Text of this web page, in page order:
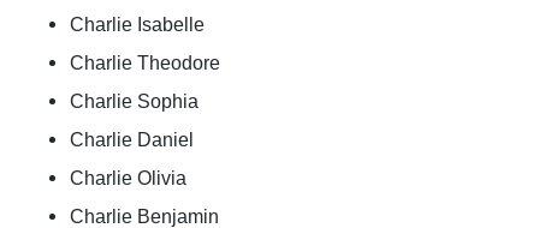
Charlie Isabelle
Charlie Theodore
Charlie Sophia
Charlie Daniel
Charlie Olivia
Charlie Benjamin